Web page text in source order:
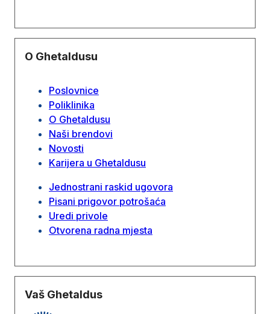
O Ghetaldusu
Poslovnice
Poliklinika
O Ghetaldusu
Naši brendovi
Novosti
Karijera u Ghetaldusu
Jednostrani raskid ugovora
Pisani prigovor potrošaća
Uredi privole
Otvorena radna mjesta
Vaš Ghetaldus